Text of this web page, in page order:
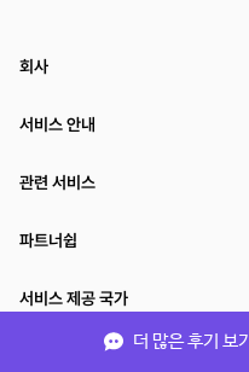
더 많은 후기 보기
회사
서비스 안내
관련 서비스
파트너쉽
서비스 제공 국가